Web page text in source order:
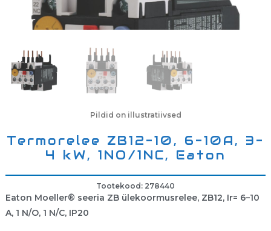
Termorelee ZB12-10, 6-10A, 3-
4 kW, 1NO/1NC, Eaton
Tootekood: 278440
Eaton Moeller® seeria ZB ülekoormusrelee, ZB12, Ir= 6–10
A, 1 N/O, 1 N/C, IP20
Pildid on illustratiivsed